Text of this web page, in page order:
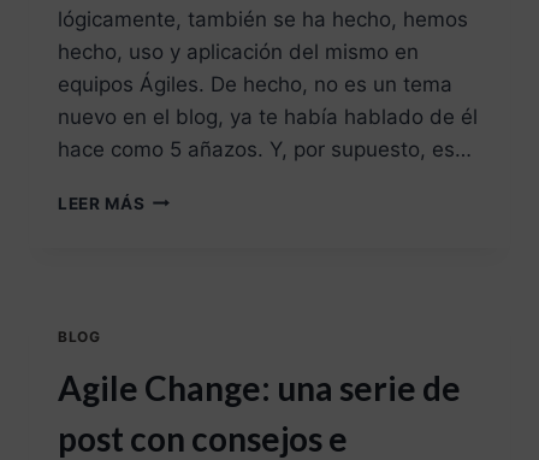
lógicamente, también se ha hecho, hemos
hecho, uso y aplicación del mismo en
equipos Ágiles. De hecho, no es un tema
nuevo en el blog, ya te había hablado de él
hace como 5 añazos. Y, por supuesto, es…
LEER MÁS
BLOG
Agile Change: una serie de
post con consejos e